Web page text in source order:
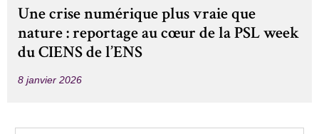
Une crise numérique plus vraie que
nature : reportage au cœur de la PSL week
du CIENS de l’ENS
8 janvier 2026